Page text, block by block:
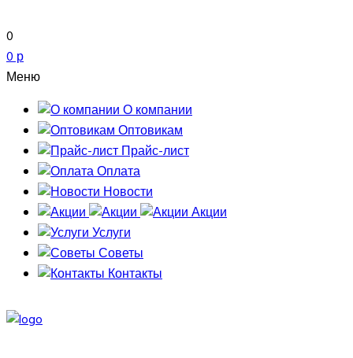
0
0 р
Меню
О компании
Оптовикам
Прайс-лист
Оплата
Новости
Акции
Услуги
Советы
Контакты